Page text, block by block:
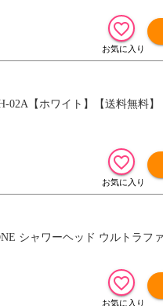
02A【ホワイト】【送料無料】
シャワーヘッド ウルトラフ